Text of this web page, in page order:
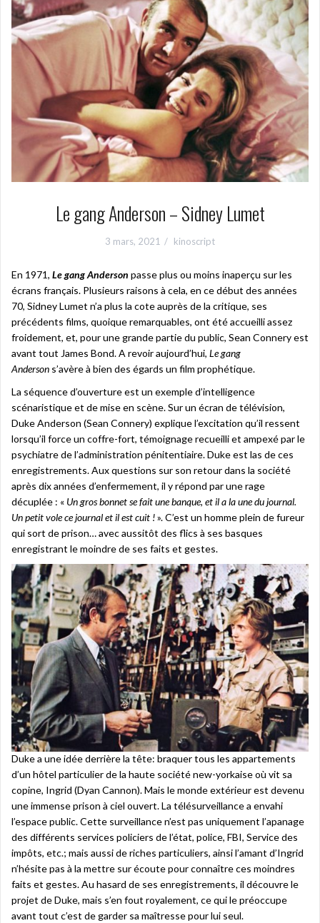
Le gang Anderson – Sidney Lumet
3 mars, 2021 kinoscript
En 1971, Le gang Anderson passe plus ou moins inaperçu sur les
écrans français. Plusieurs raisons à cela, en ce début des années
70, Sidney Lumet n’a plus la cote auprès de la critique, ses
précédents films, quoique remarquables, ont été accueilli assez
froidement, et, pour une grande partie du public, Sean Connery est
avant tout James Bond. A revoir aujourd’hui, Le gang
Anderson s’avère à bien des égards un film prophétique.
La séquence d’ouverture est un exemple d’intelligence
scénaristique et de mise en scène. Sur un écran de télévision,
Duke Anderson (Sean Connery) explique l’excitation qu’il ressent
lorsqu’il force un coffre-fort, témoignage recueilli et ampexé par le
psychiatre de l’administration pénitentiaire. Duke est las de ces
enregistrements. Aux questions sur son retour dans la société
après dix années d’enfermement, il y répond par une rage
décuplée : « Un gros bonnet se fait une banque, et il a la une du journal.
Un petit vole ce journal et il est cuit !». C’est un homme plein de fureur
qui sort de prison… avec aussitôt des flics à ses basques
enregistrant le moindre de ses faits et gestes.
Duke a une idée derrière la tête: braquer tous les appartements
d’un hôtel particulier de la haute société new-yorkaise où vit sa
copine, Ingrid (Dyan Cannon). Mais le monde extérieur est devenu
une immense prison à ciel ouvert. La télésurveillance a envahi
l’espace public. Cette surveillance n’est pas uniquement l’apanage
des différents services policiers de l’état, police, FBI, Service des
impôts, etc.; mais aussi de riches particuliers, ainsi l’amant d’Ingrid
n’hésite pas à la mettre sur écoute pour connaître ces moindres
faits et gestes. Au hasard de ses enregistrements, il découvre le
projet de Duke, mais s’en fout royalement, ce qui le préoccupe
avant tout c’est de garder sa maîtresse pour lui seul.